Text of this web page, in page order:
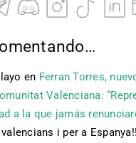
en Ferran Torres,
Valenciana:
a la que jamás
i per a